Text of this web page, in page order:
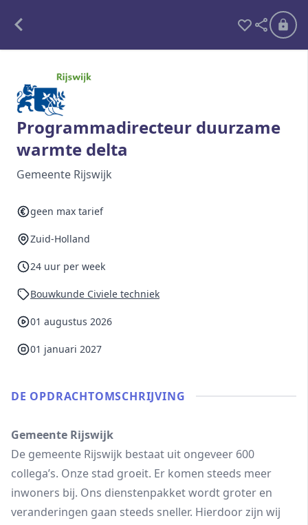
Alle opdrachten
Freelance
Detachering
Interim opdrachten statistiek
Programmadirecteur duurzame
warmte delta
Gemeente Rijswijk
geen max tarief
Zuid-Holland
24 uur per week
Bouwkunde Civiele techniek
01 augustus 2026
01 januari 2027
DE OPDRACHT­OMSCHRIJVING
Gemeente Rijswijk
De gemeente Rijswijk bestaat uit ongeveer 600
collega’s. Onze stad groeit. Er komen steeds meer
inwoners bij. Ons dienstenpakket wordt groter en
veranderingen gaan steeds sneller. Hierdoor zijn wij